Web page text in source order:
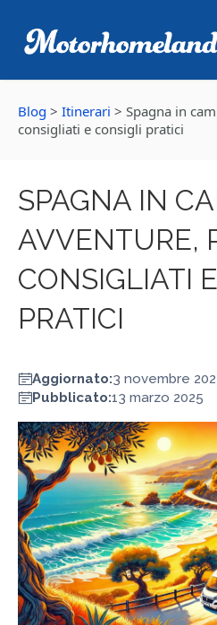
Blog > Itinerari > Spagna in
consigliati e consigli pratici
SPAGNA IN
AVVENTURE,
CONSIGLIATI
PRATICI
Aggiornato:3 novembre
Pubblicato:13 marzo 2025